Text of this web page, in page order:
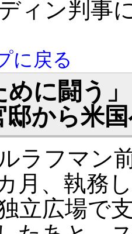
ィン判事
に戻る
めに闘う
から米
ラフマン
月、執務
立広場で